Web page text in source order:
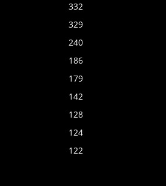
332
329
240
186
179
142
128
124
122